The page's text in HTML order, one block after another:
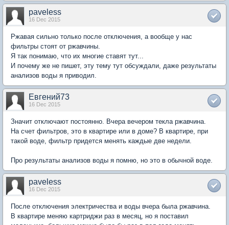
paveless
16 Dec 2015
Ржавая сильно только после отключения, а вообще у нас
фильтры стоят от ржавчины.
Я так понимаю, что их многие ставят тут...
И почему же не пишет, эту тему тут обсуждали, даже результаты
анализов воды я приводил.
Евгений73
16 Dec 2015
Значит отключают постоянно. Вчера вечером текла ржавчина.
На счет фильтров, это в квартире или в доме? В квартире, при
такой воде, фильтр придется менять каждые две недели.
Про результаты анализов воды я помню, но это в обычной воде.
paveless
16 Dec 2015
После отключения электричества и воды вчера была ржавчина.
В квартире меняю картриджи раз в месяц, но я поставил